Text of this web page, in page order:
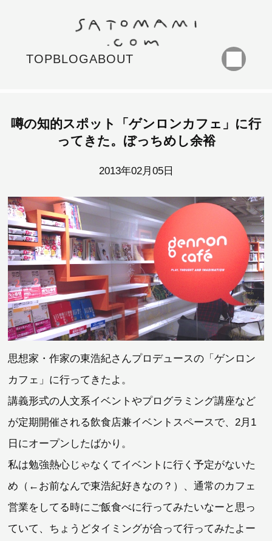
TOPBLOGABOUT
噂の知的スポット「ゲンロンカフェ」に行
ってきた。ぼっちめし余裕
2013年02月05日
思想家・作家の東浩紀さんプロデュースの「ゲンロン
カフェ」に行ってきたよ。
講義形式の人文系イベントやプログラミング講座など
が定期開催される飲食店兼イベントスペースで、2月1
日にオープンしたばかり。
私は勉強熱心じゃなくてイベントに行く予定がないた
め（←お前なんで東浩紀好きなの？）、通常のカフェ
営業をしてる時にご飯食べに行ってみたいなーと思っ
ていて、ちょうどタイミングが合って行ってみたよー